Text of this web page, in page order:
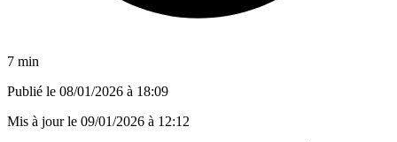
7 min
Publié le 08/01/2026 à 18:09
Mis à jour le 09/01/2026 à 12:12